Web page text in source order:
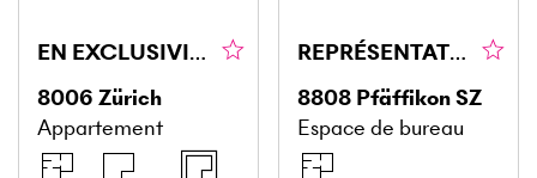
EN EXCLUSIVITÉ, TERRASSE ENSOLEILLÉE
8006 Zürich
Appartement
REPRÉSENTATIF ET UTILISABLE DE MANIÈRE POLYVALENTE
8808 Pfäffikon SZ
Espace de bureau